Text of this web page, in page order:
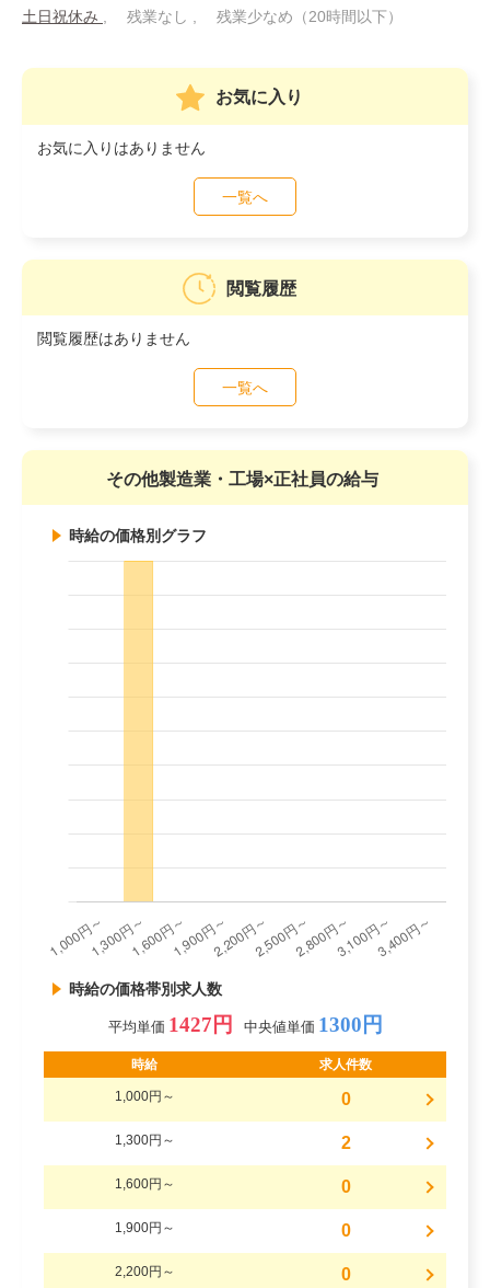
土日祝休み
残業なし 残業少なめ（20時間以下）
お気に入り
お気に入りはありません
一覧へ
閲覧履歴
閲覧履歴はありません
一覧へ
その他製造業・工場×正社員の給与
時給の価格別グラフ
時給の価格帯別求人数
平均単価 1427円 中央値単価 1300円
時給 求人件数
1,000円～ 0
1,300円～ 2
1,600円～ 0
1,900円～ 0
2,200円～ 0